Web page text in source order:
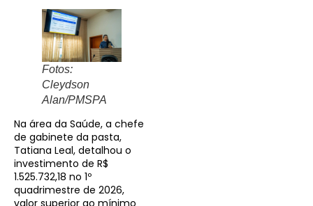
Fotos:
Cleydson
Alan/PMSPA
Na área da Saúde, a chefe
de gabinete da pasta,
Tatiana Leal, detalhou o
investimento de R$
1.525.732,18 no 1º
quadrimestre de 2026,
valor superior ao mínimo